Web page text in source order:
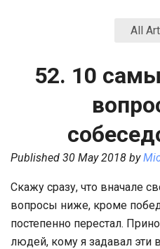
All
52. 10
Published 30 May 2018 by
Скажу сразу, что вначале
вопросы ниже, кроме
постепенно перестал.
людей, кому я задавал эти